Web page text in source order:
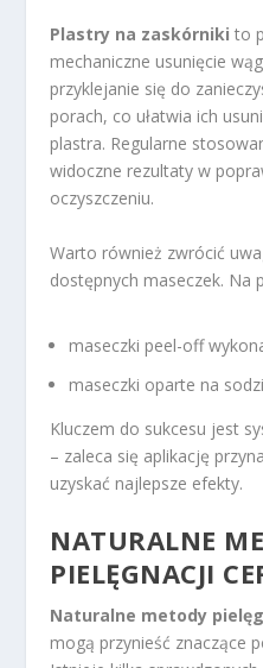
Plastry na zaskórniki to
mechaniczne usunięcie
przyklejanie się do
porach, co ułatwia ich
plastra. Regularne
widoczne rezultaty w
oczyszczeniu.
Warto również zwrócić
dostępnych maseczek. Na
maseczki peel-off
maseczki oparte na
Kluczem do sukcesu jest
– zaleca się aplikację
uzyskać najlepsze efekty.
NATURALNE
PIELĘGNACJI
Naturalne metody
mogą przynieść znaczące